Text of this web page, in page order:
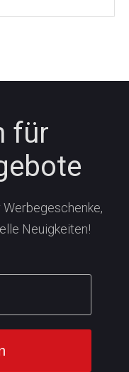
für
Neuigkeiten!